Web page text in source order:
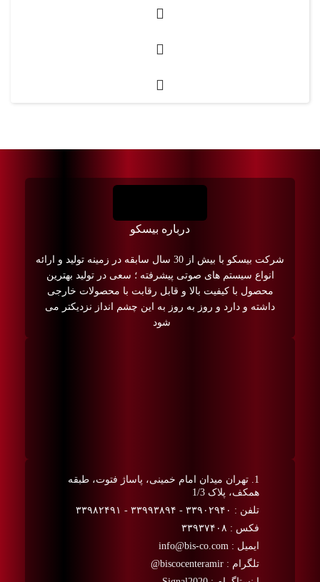
درباره بیسکو
شرکت بیسکو با بیش از 30 سال سابقه در زمینه تولید و ارائه
انواع سیستم های صوتی پیشرفته ؛ سعی در تولید بهترین
محصول با کیفیت بالا و قابل رقابت با محصولات خارجی
داشته و دارد و روز به روز به این چشم انداز نزدیکتر می
شود
1. تهران میدان امام خمینی، پاساژ فتوت، طبقه
همکف، پلاک 1/3
تلفن : ۳۳۹۰۲۹۴۰ - ۳۳۹۹۳۸۹۴ - ۳۳۹۸۲۴۹۱
فکس : ۳۳۹۳۷۴۰۸
ایمیل : info@bis-co.com
تلگرام : biscocenteramir@